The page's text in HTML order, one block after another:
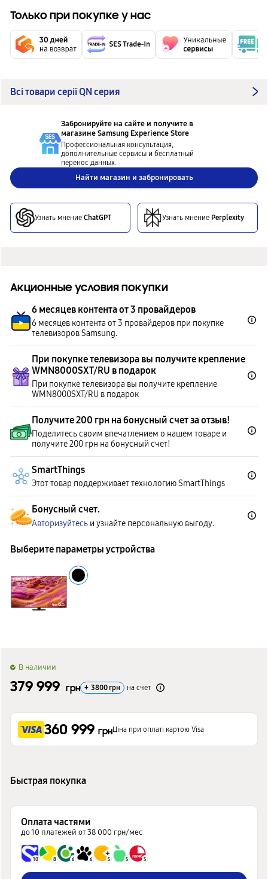
Только при покупке у нас
Всі товари серії QN серия
Забронируйте на сайте и получите в
магазинеSamsung Experience Store
Профессиональная консультация,
дополнительные сервисы и бесплатный
перенос данных.
Найти магазин и забронировать
Узнать мнение ChatGPT Узнать мнение Perplexity
Акционные условия покупки
6 месяцев контента от 3 провайдеров
6 месяцев контента от 3 провайдеров при покупке
телевизоров Samsung.
При покупке телевизора вы получите крепление
WMN8000SXT/RU в подарок
При покупке телевизора вы получите крепление
WMN8000SXT/RU в подарок
Получите 200 грн на бонусный счет за отзыв!
Поделитесь своим впечатлением о нашем товаре и
получите 200 грн на бонусный счет!
SmartThings
Этот товар поддерживает технологию SmartThings
Бонусный счет.
Авторизуйтесь и узнайте персональную выгоду.
Выберите параметры устройства
B наличии
379 999 грн + 3800 грн на счет
360 999 грнЦіна при оплаті картою Visa
Быстрая покупка
Оплата частями
до 10 платежей от 38 000 грн/мес
10 8 6 6 5 5 5